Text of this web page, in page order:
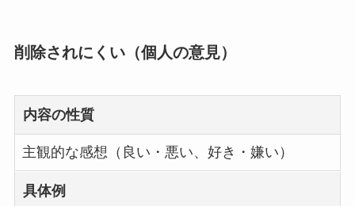
削除されにくい（個人の意見）
内容の性質
主観的な感想（良い・悪い、好き・嫌い）
具体例